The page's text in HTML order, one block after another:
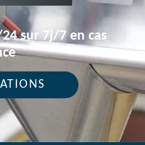
sur 7j/7 en cas